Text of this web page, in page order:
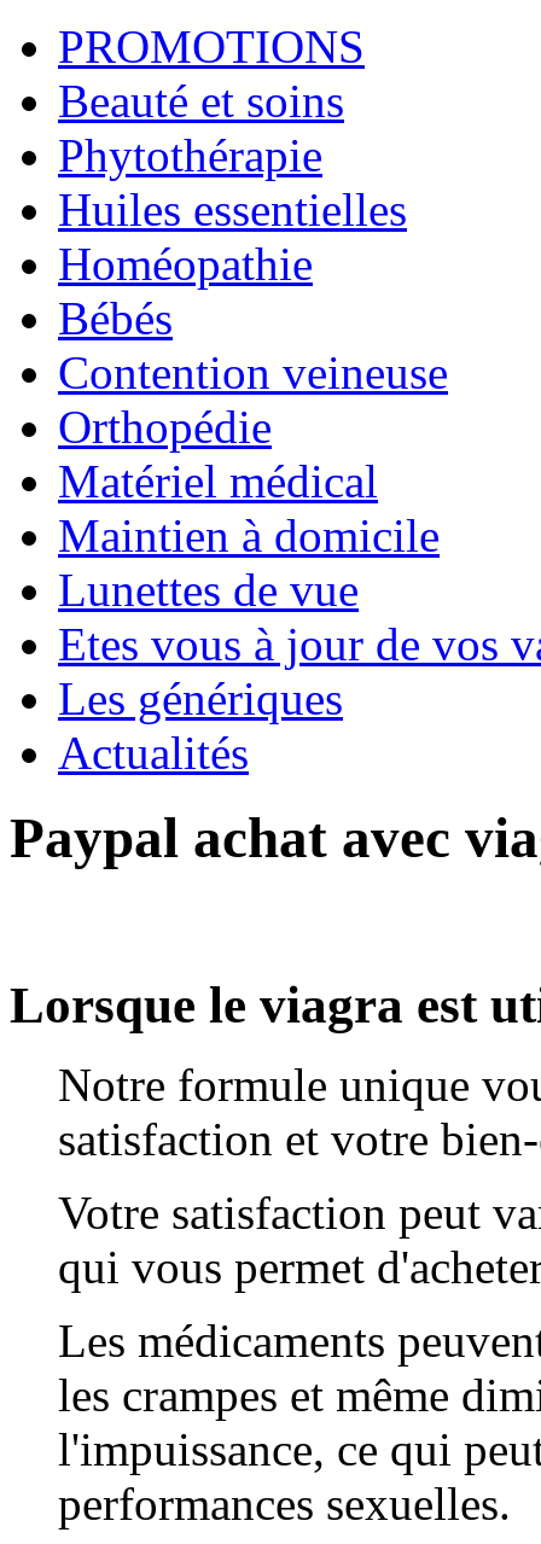
PROMOTIONS
Beauté et soins
Phytothérapie
Huiles essentielles
Homéopathie
Bébés
Contention veineuse
Orthopédie
Matériel médical
Maintien à domicile
Lunettes de vue
Etes vous à jour de vos
Les génériques
Actualités
Paypal achat avec
Lorsque le viagra est
Notre formule unique
satisfaction et votre
Votre satisfaction peut
qui vous permet
Les médicaments
les crampes et même
l'impuissance, ce qui
performances sexuelles.